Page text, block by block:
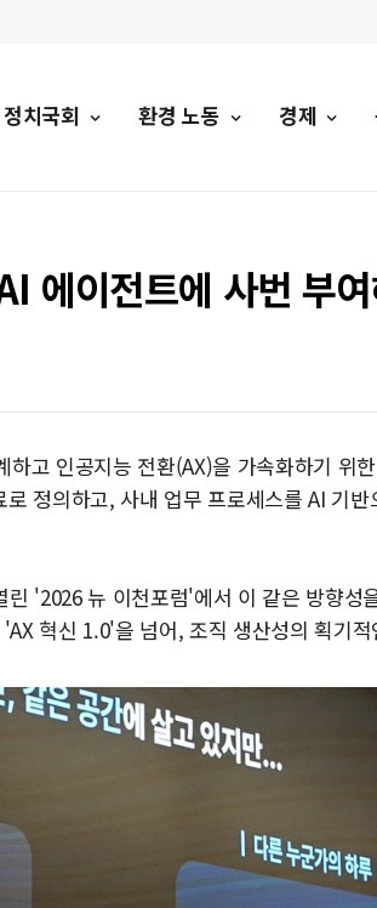
정치국회 환경 노동 경제
에이전트에 사번 부
고 인공지능 전환(AX)을 가속화하기 위
정의하고, 사내 업무 프로세스를 AI 기
'2026 뉴 이천포럼'에서 이 같은 방향성
혁신 1.0'을 넘어, 조직 생산성의 획기